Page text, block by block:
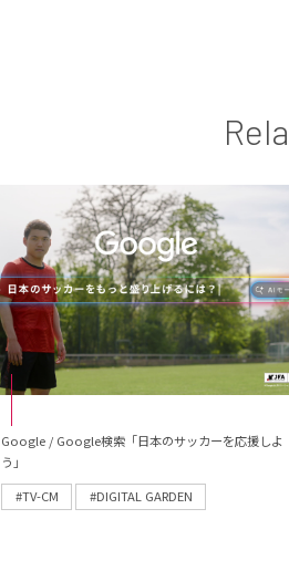
Google / Google検索「日本のサッカーを応援しよ
う」
#TV-CM
#DIGITAL GARDEN